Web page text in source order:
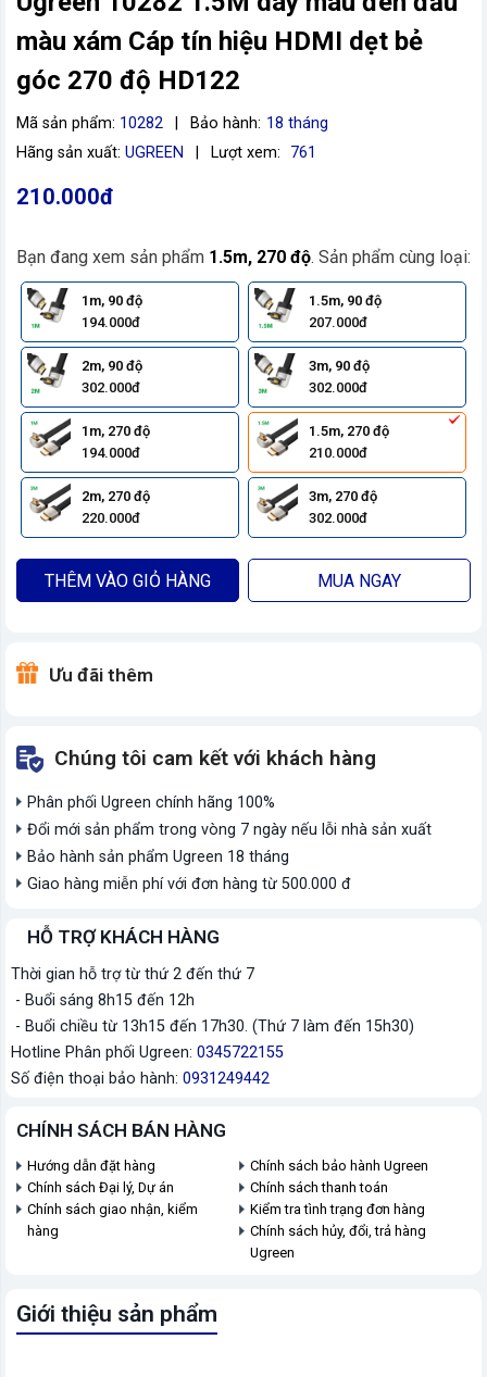
màu xám Cáp tín hiệu HDMI dẹt bẻ
góc 270 độ HD122
Mã sản phẩm: 10282 Bảo hành: 18 tháng
Hãng sản xuất: UGREEN Lượt xem: 761
210.000đ
Bạn đang xem sản phẩm 1.5m, 270 độ. Sản phẩm cùng loại:
1m, 90 độ
194.000đ
1.5m, 90 độ
207.000đ
2m, 90 độ
302.000đ
3m, 90 độ
302.000đ
1m, 270 độ
194.000đ
1.5m, 270 độ
210.000đ
2m, 270 độ
220.000đ
3m, 270 độ
302.000đ
THÊM VÀO GIỎ HÀNG MUA NGAY
Ưu đãi thêm
Chúng tôi cam kết với khách hàng
Phân phối Ugreen chính hãng 100%
Đổi mới sản phẩm trong vòng 7 ngày nếu lỗi nhà sản xuất
Bảo hành sản phẩm Ugreen 18 tháng
Giao hàng miễn phí với đơn hàng từ 500.000 đ
HỖ TRỢ KHÁCH HÀNG
Thời gian hỗ trợ từ thứ 2 đến thứ 7
- Buổi sáng 8h15 đến 12h
- Buổi chiều từ 13h15 đến 17h30. (Thứ 7 làm đến 15h30)
Hotline Phân phối Ugreen: 0345722155
Số điện thoại bảo hành: 0931249442
CHÍNH SÁCH BÁN HÀNG
Hướng dẫn đặt hàng
Chính sách bảo hành Ugreen
Chính sách Đại lý, Dự án
Chính sách thanh toán
Chính sách giao nhận, kiểm
hàng
Kiểm tra tình trạng đơn hàng
Chính sách hủy, đổi, trả hàng
Ugreen
Giới thiệu sản phẩm